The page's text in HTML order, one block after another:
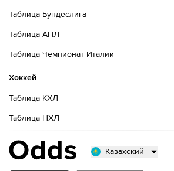
Таблица Бундеслига
Таблица АПЛ
Таблица Чемпионат Италии
Хоккей
Таблица КХЛ
Таблица НХЛ
Казахский